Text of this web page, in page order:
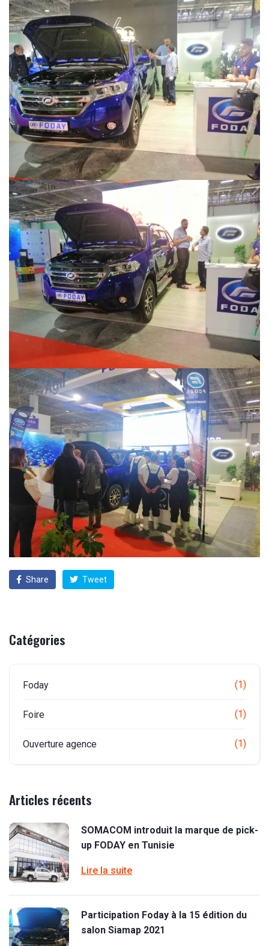
Share Tweet
Catégories
Foday (1)
Foire (1)
Ouverture agence (1)
Articles récents
SOMACOM introduit la marque de pick-
up FODAY en Tunisie
Lire la suite
Participation Foday à la 15 édition du
salon Siamap 2021